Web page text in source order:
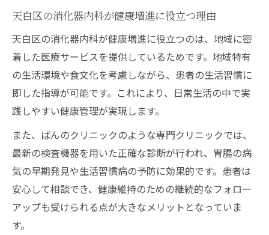
消化器内科を通じた個別アドバイスの受け
方
消化器内科が強調する生活習慣の見直し術
もし体調管理に悩むなら消化器内科が支えに
体調不良時に頼れる消化器内科の活用法
消化器内科の医師と行う定期チェックの意
義
消化器内科の診療を受けるべきサインとは
消化器内科と連携した体調管理の工夫
天白区の消化器内科が健康増進に役立つ理由
天白区の消化器内科が健康増進に役立つのは、地域に密
着した医療サービスを提供しているためです。地域特有
の生活環境や食文化を考慮しながら、患者の生活習慣に
即した指導が可能です。これにより、日常生活の中で実
践しやすい健康管理が実現します。
また、ばんのクリニックのような専門クリニックでは、
最新の検査機器を用いた正確な診断が行われ、胃腸の病
気の早期発見や生活習慣病の予防に効果的です。患者は
安心して相談でき、健康維持のための継続的なフォロー
アップも受けられる点が大きなメリットとなっていま
す。